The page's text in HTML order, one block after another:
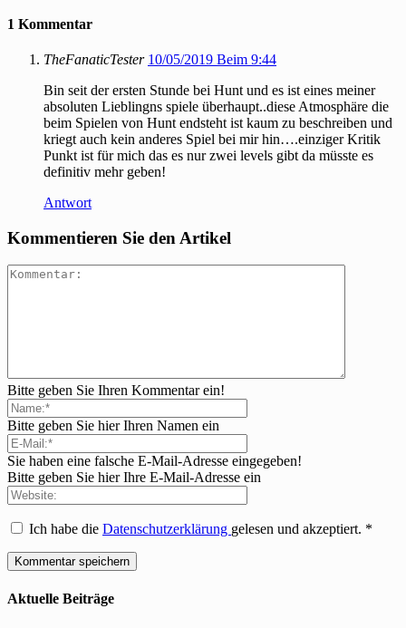
1 Kommentar
TheFanaticTester 10/05/2019 Beim 9:44
Bin seit der ersten Stunde bei Hunt und es ist eines meiner
absoluten Lieblingns spiele überhaupt..diese Atmosphäre die
beim Spielen von Hunt endsteht ist kaum zu beschreiben und
kriegt auch kein anderes Spiel bei mir hin….einziger Kritik
Punkt ist für mich das es nur zwei levels gibt da müsste es
definitiv mehr geben!
Antwort
Kommentieren Sie den Artikel
Bitte geben Sie Ihren Kommentar ein!
Bitte geben Sie hier Ihren Namen ein
Sie haben eine falsche E-Mail-Adresse eingegeben!
Bitte geben Sie hier Ihre E-Mail-Adresse ein
Ich habe die Datenschutzerklärung gelesen und akzeptiert. *
Aktuelle Beiträge